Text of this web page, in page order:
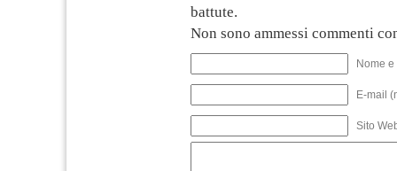
battute.
Non sono ammessi commenti
Nome
E-mail
Sito